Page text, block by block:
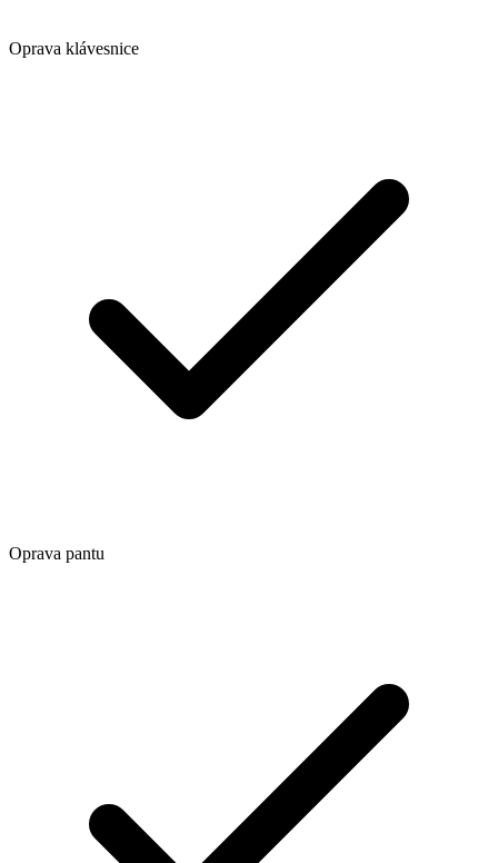
Oprava klávesnice
Oprava pantu